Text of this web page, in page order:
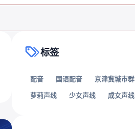
标签
配音 国语配音 京津冀城市群
萝莉声线
少女声线 成女声线